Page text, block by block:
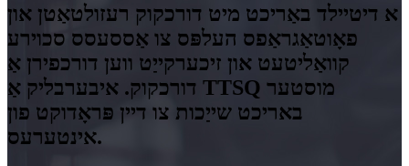
א דיטיילד באַריכט מיט דורכקוק רעזולטאַטן און
פאָוטאַגראַפס העלפּס צו אַססעסס סכוירע
קוואַליטעט און זיכערקייַט ווען דורכפירן אַ
דורכקוק. איבערבליק אַ TTSQ מוסטער
באריכט שייַכות צו דיין פּראָדוקט פון
אינטערעס.